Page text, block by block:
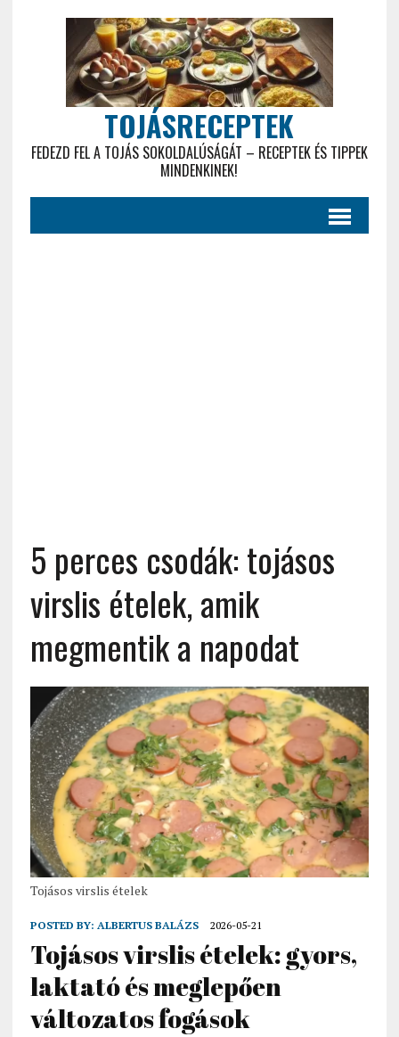
TOJÁSRECEPTEK
FEDEZD FEL A TOJÁS SOKOLDALÚSÁGÁT – RECEPTEK ÉS TIPPEK
MINDENKINEK!
5 perces csodák: tojásos
virslis ételek, amik
megmentik a napodat
Tojásos virslis ételek
POSTED BY: ALBERTUS BALÁZS 2026-05-21
Tojásos virslis ételek: gyors,
laktató és meglepően
változatos fogások